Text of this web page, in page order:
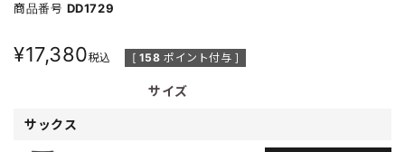
商品番号 DD1729
¥17,380税込 [ 158 ポイント付与 ]
サイズ
サックス